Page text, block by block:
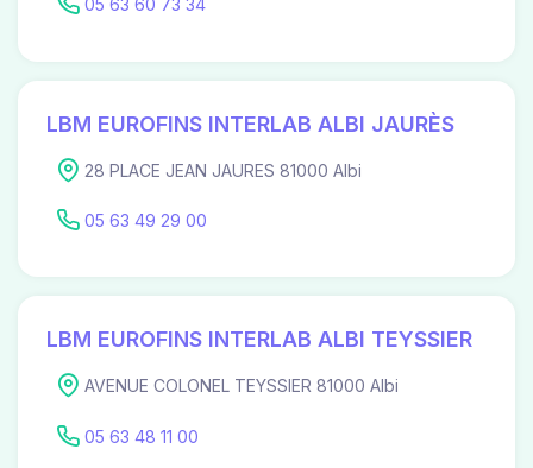
05 63 60 73 34
LBM EUROFINS INTERLAB ALBI JAURÈS
28 PLACE JEAN JAURES 81000 Albi
05 63 49 29 00
LBM EUROFINS INTERLAB ALBI TEYSSIER
AVENUE COLONEL TEYSSIER 81000 Albi
05 63 48 11 00